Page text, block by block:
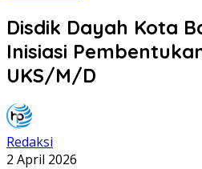
Disdik Dayah Kota
Inisiasi
UKS/M/D
Redaksi
2 April 2026